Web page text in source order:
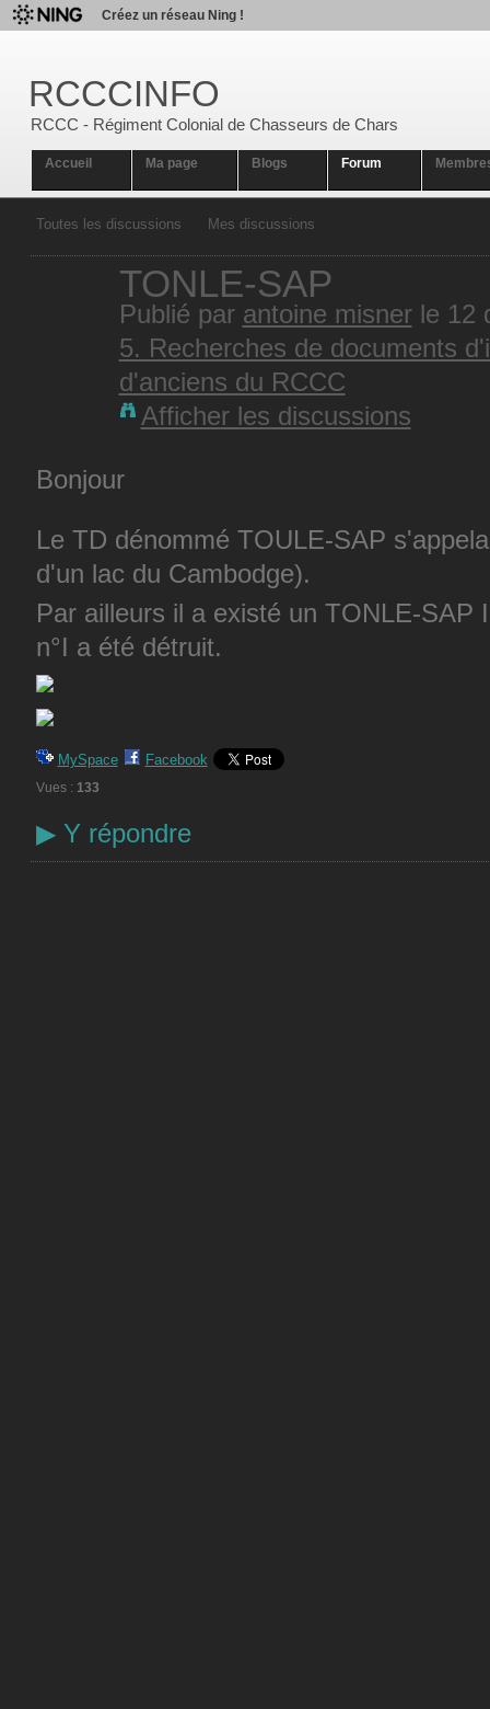
Créez un réseau Ning !
RCCCINFO
RCCC - Régiment Colonial de Chasseurs de Chars
Accueil Ma page Blogs Forum
Toutes les discussions Mes discussions
TONLE-SAP
Publié par antoine misnerle 12
5. Recherches de documents
d'anciens du RCCC
Afficher les discussions
Bonjour
Le TD dénommé TOULE-SAP
d'un lac du Cambodge).
Par ailleurs il a existé un TONLE-SAP
n°I a été détruit.
MySpace Facebook
Vues : 133
▶Y répondre